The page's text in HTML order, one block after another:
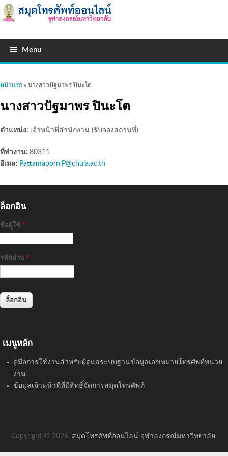
Menu
คุณอยู่ที่นี่
หน้าแรก » นางสาวปัฐมาพร ปินะโต
นางสาวปัฐมาพร ปินะโต
ตำแหน่ง: เจ้าหน้าที่สำนักงาน (รับจองสถานที่)
ที่ทำงาน: 80311
อีเมล: Pattamaporn.P@chula.ac.th
ล็อกอิน
ชื่อผู้ใช้ *
รหัสผ่าน *
เมนูหลัก
คู่มือการใช้งานสำหรับผู้ดูแลระบบฐานข้อมูลเลขหมายโทรศัพท์หน่วย
งาน
ข้อมูลเจ้าหน้าที่ที่มีสิทธิ์จัดการสมุดโทรศัพท์
Copyright © 2026, สมุดโทรศัพท์ออนไลน์ จุฬาลงกรณ์มหาวิทยาลัย.